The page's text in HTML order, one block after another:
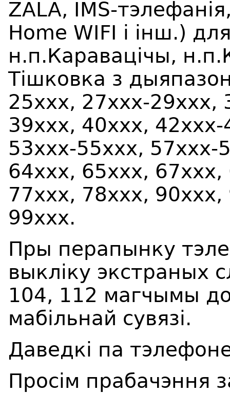
ZALA, IMS-
Home WIFI i iнш.)
н.п.Каравацiчы,
Тiшковка з
25xxx, 27xxx-29xxx,
39xxx, 40xxx,
53ххх-55xxx,
64xxx, 65ххх,
77xxx, 78xxx,
99xxx.
Пры перапынку
выкліку экстраных
104, 112 магчымы
мабільнай сувязі.
Даведкі па
Просім прабачэння